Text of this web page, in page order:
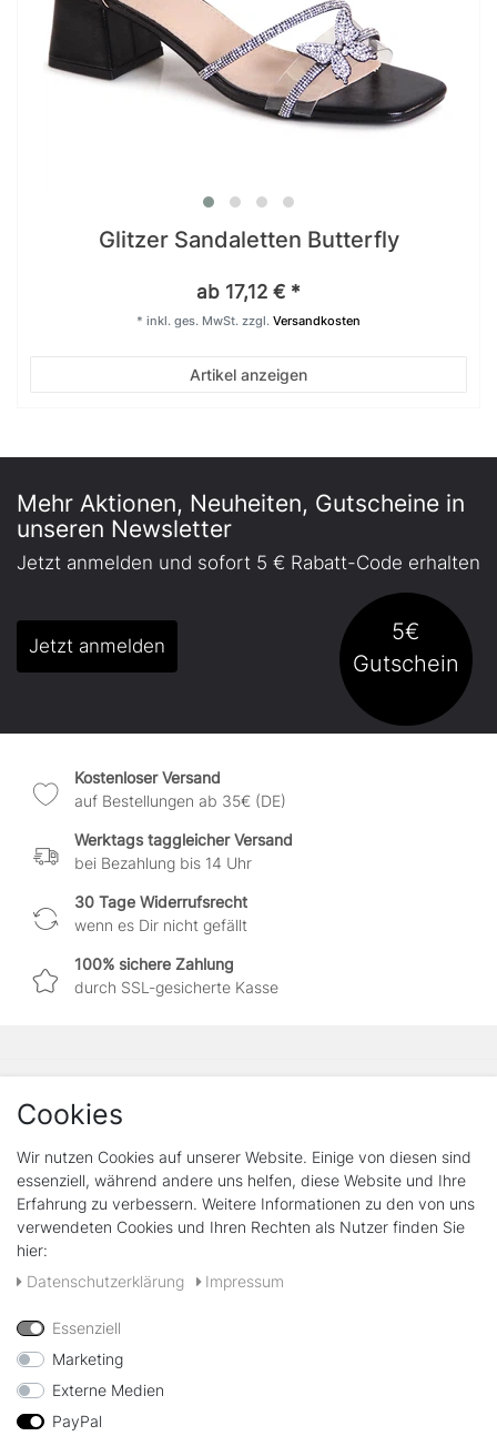
Glitzer Sandaletten Butterfly
ab 17,12 € *
Artikel anzeigen
* inkl. ges. MwSt. zzgl. Versandkosten
Mehr Aktionen, Neuheiten, Gutscheine in
unseren Newsletter
Jetzt anmelden und sofort 5 € Rabatt-Code erhalten
Jetzt anmelden
5€
Gutschein
Kostenloser Versand
auf Bestellungen ab 35€ (DE)
Werktags taggleicher Versand
bei Bezahlung bis 14 Uhr
30 Tage Widerrufsrecht
wenn es Dir nicht gefällt
100% sichere Zahlung
durch SSL-gesicherte Kasse
FAQ - Wichtige Infos zu Versand und Bestellung
Kontakt
Rechtliches
Widerrufs­recht
Widerrufs­formular
Impressum
AGB
Vertrag widerrufen
Cookies
Wir nutzen Cookies auf unserer Website. Einige von diesen sind
essenziell, während andere uns helfen, diese Website und Ihre
Erfahrung zu verbessern. Weitere Informationen zu den von uns
verwendeten Cookies und Ihren Rechten als Nutzer finden Sie
hier:
Daten­schutz­erklärung
Impressum
Essenziell
Marketing
Externe Medien
PayPal